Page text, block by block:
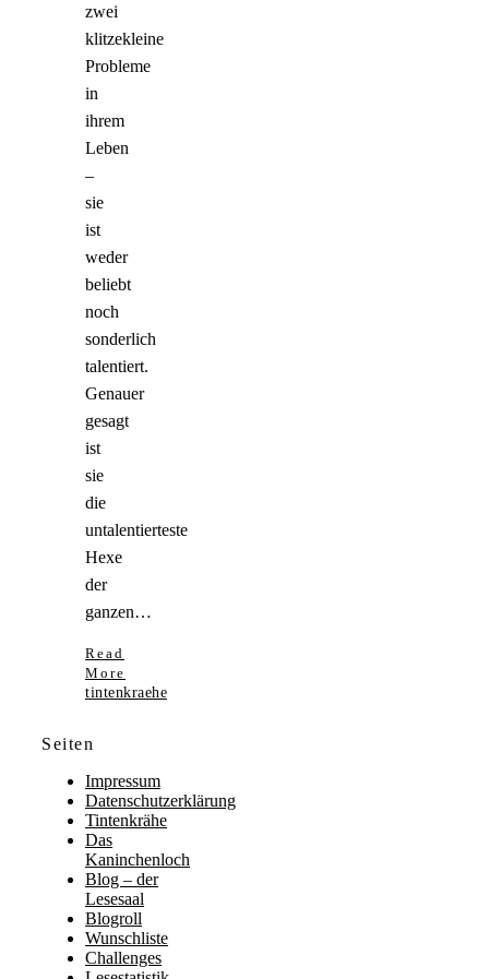
zwei
klitzekleine
Probleme
in
ihrem
Leben
–
sie
ist
weder
beliebt
noch
sonderlich
talentiert.
Genauer
gesagt
ist
sie
die
untalentierteste
Hexe
der
ganzen…
Read
More
tintenkraehe
Seiten
Impressum
Datenschutzerklärung
Tintenkrähe
Das
Kaninchenloch
Blog – der
Lesesaal
Blogroll
Wunschliste
Challenges